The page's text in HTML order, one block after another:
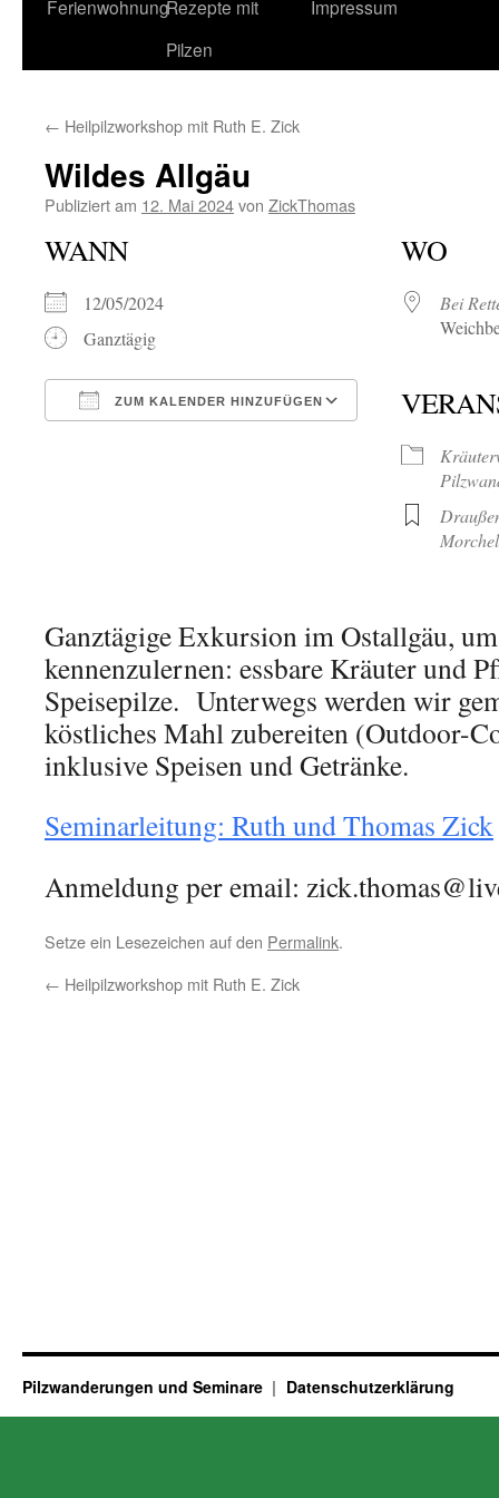
FerienwohnungRezepte mit
Pilzen
Impressum
← Heilpilzworkshop mit Ruth E. Zick
Wildes Allgäu
Publiziert am 12. Mai 2024von ZickThomas
WANN
12/05/2024
Ganztägig
ZUM KALENDER HINZUFÜGEN
Google Kalender
WO
Bei
Morchel
Ganztägige Exkursion im Ostallgäu,
kennenzulernen: essbare Kräuter und
Speisepilze. Unterwegs werden wir
köstliches Mahl zubereiten (Outdoor-
inklusive Speisen und Getränke.
Seminarleitung: Ruth und Thomas Zick
Anmeldung per email:
Setze ein Lesezeichen auf den Permalink.
← Heilpilzworkshop mit Ruth E. Zick
Pilzwanderungen und Seminare Datenschutzerklärung